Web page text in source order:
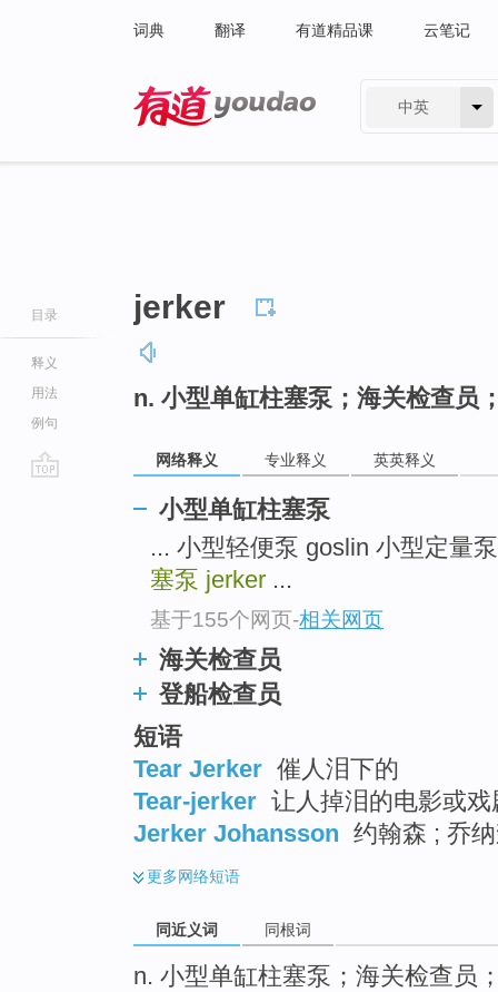
词典 翻译 有道精品课 云笔记
中英
目录
释义
用法
例句
jerker
n. 小型单缸柱塞泵；海关检查员
网络释义 专业释义 英英释义
小型单缸柱塞泵
... 小型轻便泵 goslin 小型定量
塞泵 jerker ...
基于155个网页-相关网页
海关检查员
登船检查员
短语
Tear Jerker 催人泪下的
Tear-jerker 让人掉泪的电影或
Jerker Johansson 约翰森 ; 乔
更多网络短语
同近义词 同根词
n. 小型单缸柱塞泵；海关检查员